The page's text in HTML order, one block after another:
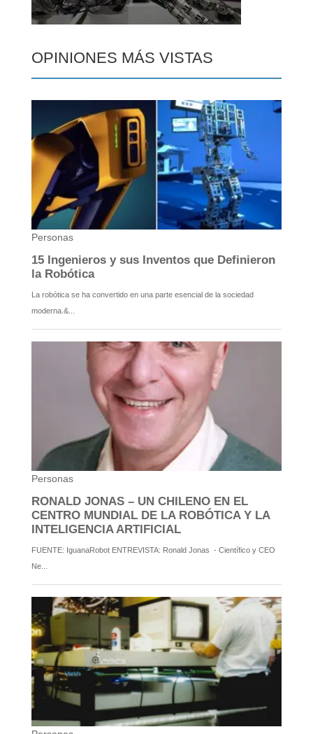
OPINIONES MÁS VISTAS